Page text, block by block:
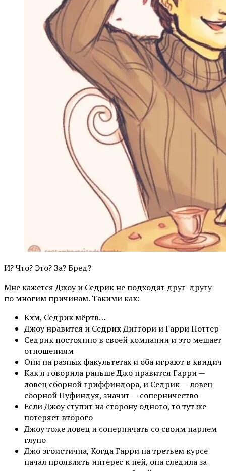
И? Что? Это? За? Бред?
Мне кажется Джоу и Седрик не подходят друг-другу
по многим причинам. Такими как:
Кхм, Седрик мёртв…
Джоу нравится и Седрик Диггори и Гарри Поттер
Седрик постоянно в своей компании и это мешает
отношениям
Они на разных факультетах и оба играют в квидич
Как я говорила раньше Джо нравится Гарри —
ловец сборной гриффиндора, и Седрик — ловец
сборной Пуфиндуя, значит — соперничество
Если Джоу ступит на сторону одного, то тут же
потеряет второго
Джоу тоже ловец и соперничать со своим парнем
глупо
Джо эгоистична, Когда Гарри на третьем курсе
начал проявлять интерес к ней, она следила за